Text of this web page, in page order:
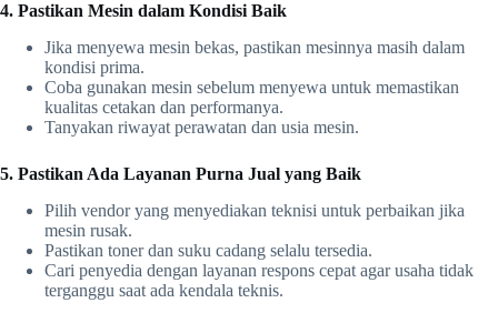
4. Pastikan Mesin dalam Kondisi Baik
Jika menyewa mesin bekas, pastikan mesinnya masih dalam
kondisi prima.
Coba gunakan mesin sebelum menyewa untuk memastikan
kualitas cetakan dan performanya.
Tanyakan riwayat perawatan dan usia mesin.
5. Pastikan Ada Layanan Purna Jual yang Baik
Pilih vendor yang menyediakan teknisi untuk perbaikan jika
mesin rusak.
Pastikan toner dan suku cadang selalu tersedia.
Cari penyedia dengan layanan respons cepat agar usaha tidak
terganggu saat ada kendala teknis.